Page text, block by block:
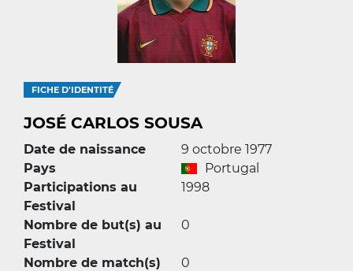
FICHE D'IDENTITÉ
JOSÉ CARLOS SOUSA
Date de naissance
9 octobre 1977
Pays
Portugal
Participations au
Festival
1998
Nombre de but(s) au
Festival
0
Nombre de match(s)
0